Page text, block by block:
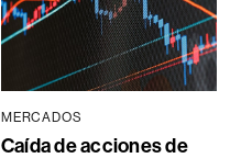
MERCADOS
Caída de acciones de